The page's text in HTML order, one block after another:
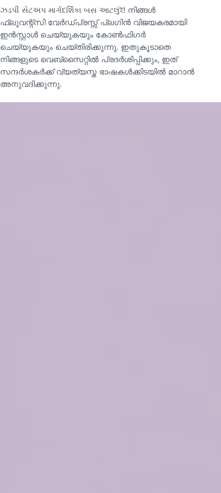
ઝડપી સેટઅપ માર્ગદર્શિકા બસ આટલુંই! നിങ്ങൾ
ഫ്ലുവന്റ്സി വേർഡ്പ്രസ്സ് പ്ലഗിൻ വിജയകരമായി
ഇൻസ്റ്റാൾ ചെയ്യുകയും കോൺഫിഗർ
ചെയ്യുകയും ചെയ്തിരിക്കുന്നു. ഇതുകൂടാതെ
നിങ്ങളുടെ വെബ്സൈറ്റിൽ പ്രദർശിപ്പിക്കും, ഇത്
സന്ദർശകർക്ക് വ്യത്യസ്ത ഭാഷകൾക്കിടയിൽ മാറാൻ
അനുവദിക്കുന്നു.